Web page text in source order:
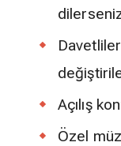
Açılış
Özel